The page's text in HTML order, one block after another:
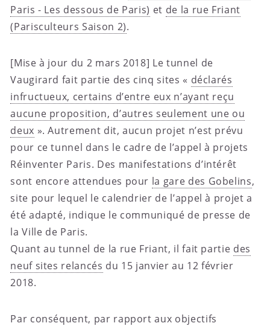
Paris - Les dessous de Paris) et de la rue Friant
(Parisculteurs Saison 2).
[Mise à jour du 2 mars 2018] Le tunnel de
Vaugirard fait partie des cinq sites « déclarés
infructueux, certains d’entre eux n’ayant reçu
aucune proposition, d’autres seulement une ou
deux ». Autrement dit, aucun projet n’est prévu
pour ce tunnel dans le cadre de l’appel à projets
Réinventer Paris. Des manifestations d’intérêt
sont encore attendues pour la gare des Gobelins,
site pour lequel le calendrier de l’appel à projet a
été adapté, indique le communiqué de presse de
la Ville de Paris.
Quant au tunnel de la rue Friant, il fait partie des
neuf sites relancés du 15 janvier au 12 février
2018.
Par conséquent, par rapport aux objectifs